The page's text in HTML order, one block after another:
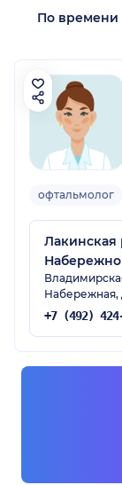
офтальмолог
Лакинская
Набережная,